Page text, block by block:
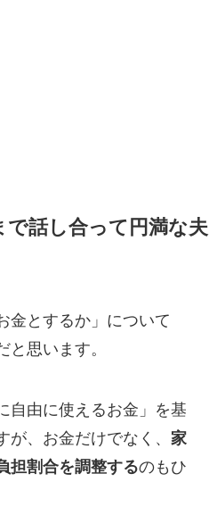
話し合って円満な夫
金とするか」について
と思います。
自由に使えるお金」を基
、お金だけでなく、 家
担割合を調整するのもひ